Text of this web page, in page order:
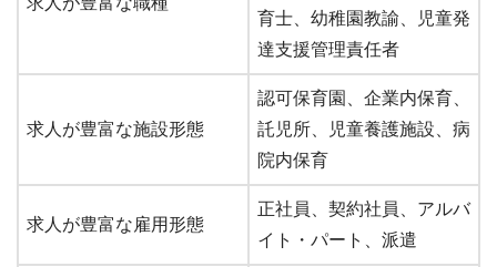
育士、幼稚園教諭、児童発
達支援管理責任者
求人が豊富な施設形態
認可保育園、企業内保育、
託児所、児童養護施設、病
院内保育
求人が豊富な雇用形態
正社員、契約社員、アルバ
イト・パート、派遣